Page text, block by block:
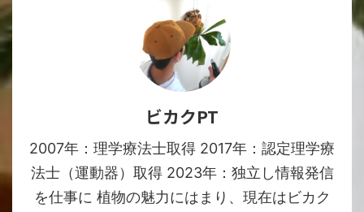
ビカクPT
2007年：理学療法士取得 2017年：認定理学療
法士（運動器）取得 2023年：独立し情報発信
を仕事に 植物の魅力にはまり、現在はビカク